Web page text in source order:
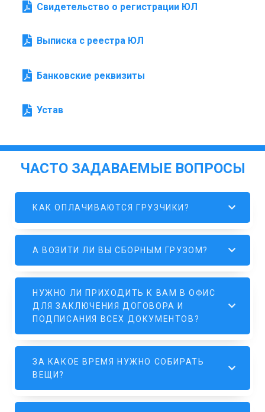
Свидетельство о регистрации ЮЛ
Выписка с реестра ЮЛ
Банковские реквизиты
Устав
ЧАСТО ЗАДАВАЕМЫЕ ВОПРОСЫ
КАК ОПЛАЧИВАЮТСЯ ГРУЗЧИКИ?
А ВОЗИТИ ЛИ ВЫ СБОРНЫМ ГРУЗОМ?
НУЖНО ЛИ ПРИХОДИТЬ К ВАМ В ОФИС
ДЛЯ ЗАКЛЮЧЕНИЯ ДОГОВОРА И
ПОДПИСАНИЯ ВСЕХ ДОКУМЕНТОВ?
ЗА КАКОЕ ВРЕМЯ НУЖНО СОБИРАТЬ
ВЕЩИ?